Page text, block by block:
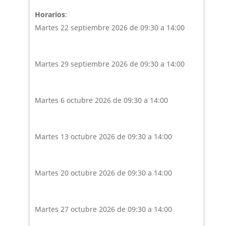
Horarios:
Martes 22 septiembre 2026 de 09:30 a 14:00
Martes 29 septiembre 2026 de 09:30 a 14:00
Martes 6 octubre 2026 de 09:30 a 14:00
Martes 13 octubre 2026 de 09:30 a 14:00
Martes 20 octubre 2026 de 09:30 a 14:00
Martes 27 octubre 2026 de 09:30 a 14:00